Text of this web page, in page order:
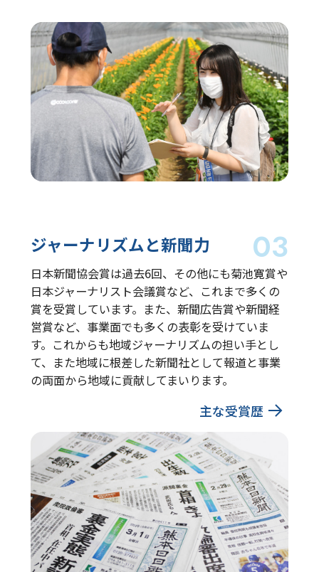
ジャーナリズムと新聞力
日本新聞協会賞は過去6回、その他にも菊池寛賞や
日本ジャーナリスト会議賞など、これまで多くの
賞を受賞しています。また、新聞広告賞や新聞経
営賞など、事業面でも多くの表彰を受けていま
す。これからも地域ジャーナリズムの担い手とし
て、また地域に根差した新聞社として報道と事業
の両面から地域に貢献してまいります。
主な受賞歴